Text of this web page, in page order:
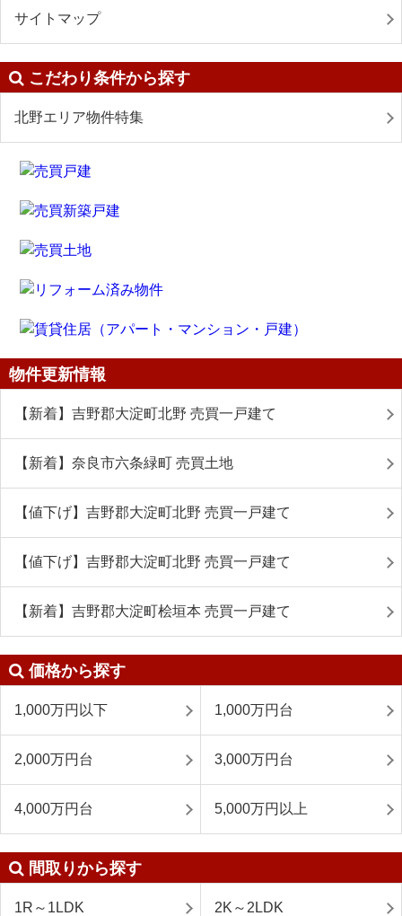
サイトマップ
こだわり条件から探す
北野エリア物件特集
物件更新情報
【新着】吉野郡大淀町北野 売買一戸建て
【新着】奈良市六条緑町 売買土地
【値下げ】吉野郡大淀町北野 売買一戸建て
【値下げ】吉野郡大淀町北野 売買一戸建て
【新着】吉野郡大淀町桧垣本 売買一戸建て
価格から探す
1,000万円以下 1,000万円台
2,000万円台 3,000万円台
4,000万円台 5,000万円以上
間取りから探す
1R～1LDK 2K～2LDK